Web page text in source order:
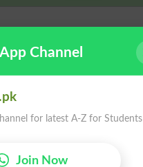
Channel
for latest A-Z for Students
Join Now